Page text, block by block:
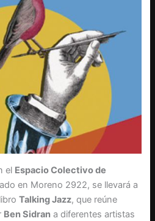
el Espacio Colectivo de
en Moreno 2922, se llevará a
Talking Jazz, que reúne
Ben Sidran a diferentes artistas